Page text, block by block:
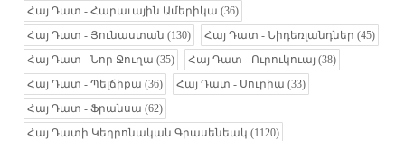
Հայ Դատ - Հարաւային Ամերիկա (36)
Հայ Դատ - Յունաստան (130) Հայ Դատ - Նիդեռլանդներ (45)
Հայ Դատ - Նոր Ջուղա (35) Հայ Դատ - Ուրուկուայ (38)
Հայ Դատ - Պելճիքա (36) Հայ Դատ - Սուրիա (33)
Հայ Դատ - Ֆրանսա (62)
Հայ Դատի Կեդրոնական Գրասենեակ (1120)